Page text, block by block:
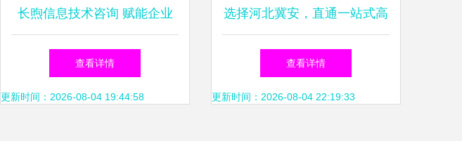
长煦信息技术咨询 赋能企业
数字化转型
查看详情
更新时间：2026-08-04 19:44:58
选择河北冀安，直通一站式高
端检测与信息技术咨询服务
查看详情
更新时间：2026-08-04 22:19:33